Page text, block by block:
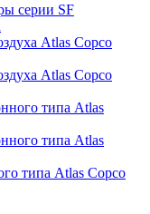
серии SF
Atlas Copco
Atlas Copco
типа Atlas
типа Atlas
типа Atlas Copco